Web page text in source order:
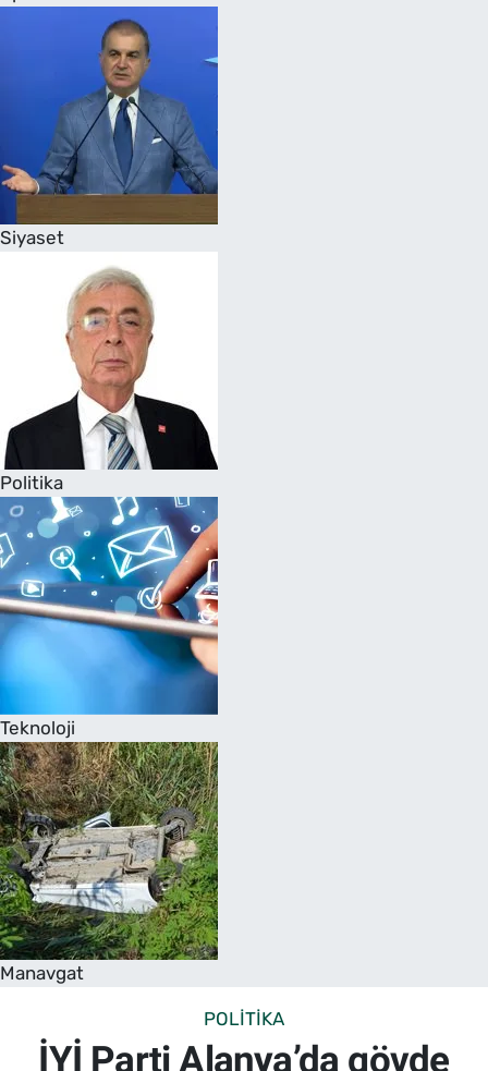
Siyaset
Politika
Teknoloji
Manavgat
POLITIKA
İYİ Parti Alanya’da gövde